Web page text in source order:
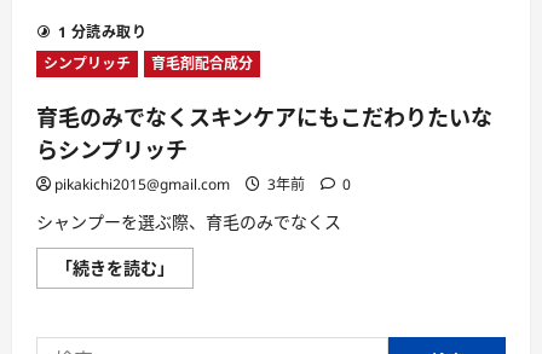
【徹
底
説】
に
つ
い
さ
に
読
む
の
評
良
い
口
コ
ミ、
悪
口
リ
と
1 分読み取り
シンプリッチ
育毛剤配合成分
育毛のみでなくスキンケアにもこだわりたいな
らシンプリッチ
pikakichi2015@gmail.com 3年前 0
シャンプーを選ぶ際、育毛のみでなくス
「続きを読む」
毛
で